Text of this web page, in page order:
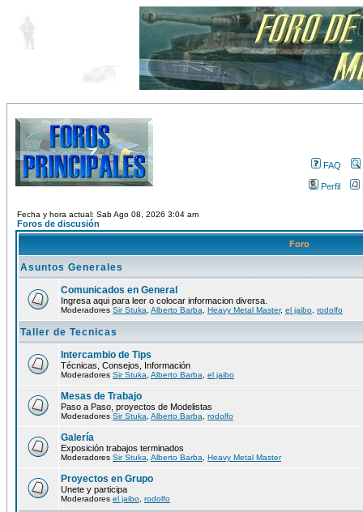
FAQ
Perfil
Fecha y hora actual: Sab Ago 08, 2026 3:04 am
Foros de discusión
Foro
Asuntos Generales
Comunicados en General
Ingresa aqui para leer o colocar informacion diversa.
Moderadores Sir Stuka Alberto Barba Heavy Metal Master, el jaibo rodolfo
Taller de Tecnicas
Intercambio de Tips
Técnicas, Consejos, Información
Moderadores Sir Stuka Alberto Barba el jaibo
Mesas de Trabajo
Paso a Paso, proyectos de Modelistas
Moderadores Sir Stuka Alberto Barba rodolfo
Galería
Exposición trabajos terminados
Moderadores Sir Stuka Alberto Barba Heavy Metal Master
Proyectos en Grupo
Unete y participa
Moderadores el jaibo rodolfo